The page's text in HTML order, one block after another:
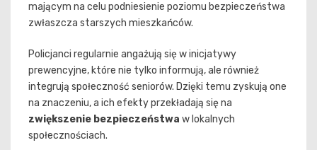
mającym na celu podniesienie poziomu bezpieczeństwa
zwłaszcza starszych mieszkańców.
Policjanci regularnie angażują się w inicjatywy
prewencyjne, które nie tylko informują, ale również
integrują społeczność seniorów. Dzięki temu zyskują one
na znaczeniu, a ich efekty przekładają się na
zwiększenie bezpieczeństwa w lokalnych
społecznościach.